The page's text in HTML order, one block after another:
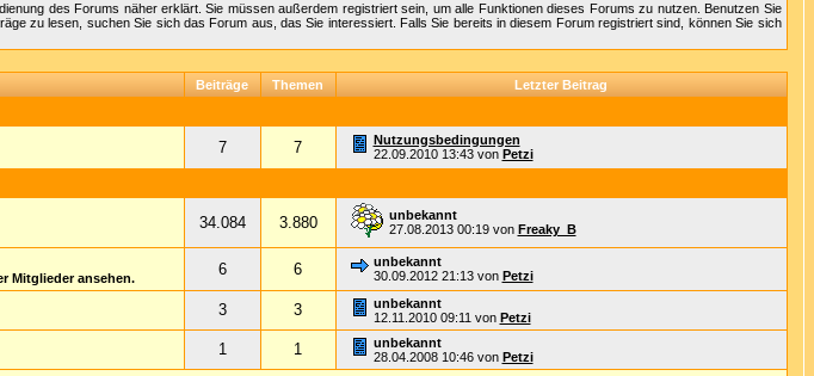
des Forums näher erklärt. Sie müssen außerdem registriert sein, um alle Funktionen dieses Forums zu nutzen. Benutzen Sie
zu lesen, suchen Sie sich das Forum aus, das Sie interessiert. Falls Sie bereits in diesem Forum registriert sind, können Sie sich
Beiträge Themen Letzter Beitrag
7 7
Nutzungsbedingungen
22.09.2010 13:43von Petzi
34.084 3.880
unbekannt
27.08.2013 00:19von Freaky_B
Mitglieder ansehen. 6 6
unbekannt
30.09.2012 21:13von Petzi
3 3
unbekannt
12.11.2010 09:11 von Petzi
1 1
unbekannt
28.04.2008 10:46von Petzi